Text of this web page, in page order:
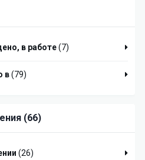
в работе(7)
в(79)
(66)
(26)